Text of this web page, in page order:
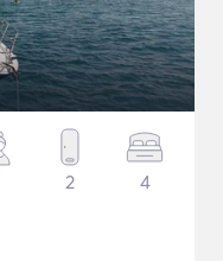
2 4